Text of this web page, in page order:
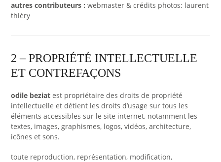
autres contributeurs : webmaster & crédits photos: laurent
thiéry
2 – PROPRIÉTÉ INTELLECTUELLE
ET CONTREFAÇONS
odile beziat est propriétaire des droits de propriété
intellectuelle et détient les droits d’usage sur tous les
éléments accessibles sur le site internet, notamment les
textes, images, graphismes, logos, vidéos, architecture,
icônes et sons.
toute reproduction, représentation, modification,